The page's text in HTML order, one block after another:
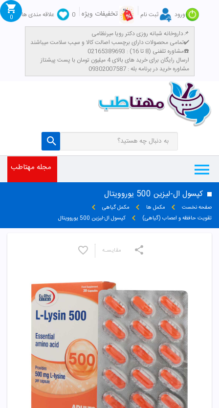
ورود ثبت نام تخفیفات ویژه 0
علاقه مندی ها
داروخانه شبانه روزی دکتر رویا میرنظامی📌
تمامی محصولات دارای برچسب اصالت کالا و سیب سلامت میباشند✔️
مشاوره تلفنی (8 تا 16) : 02165389693☎️
​ارسال رایگان برای خرید های بالای 4 میلیون تومان با پست پیشتاز
مشاوره خرید در برنامه بله : 09302007587
0
مجله مهتاطب
کپسول ال-لیزین 500 یوروویتال
صفحه نخست مکمل ها
مکمل گیاهی
تقویت حافظه و اعصاب (گیاهی)
کپسول ال-لیزین 500 یوروویتال
مقایسـه